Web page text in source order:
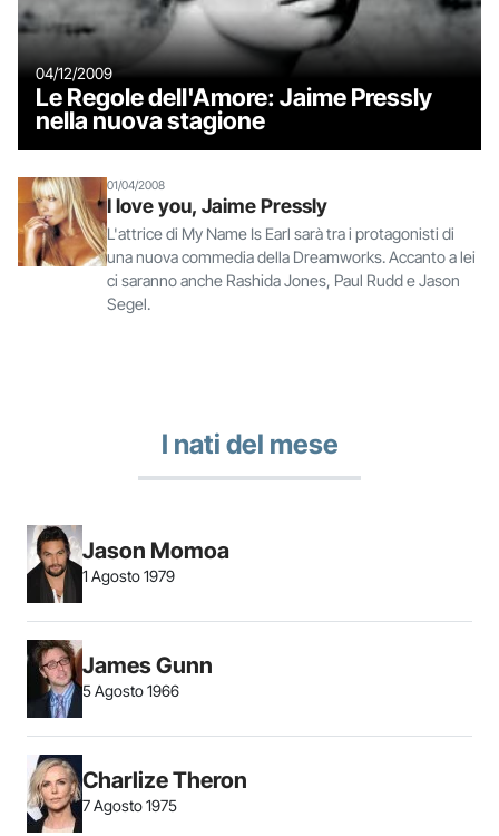
04/12/2009
Le Regole dell'Amore: Jaime Pressly
nella nuova stagione
01/04/2008
I love you, Jaime Pressly
L'attrice di My Name Is Earl sarà tra i protagonisti di
una nuova commedia della Dreamworks. Accanto a lei
ci saranno anche Rashida Jones, Paul Rudd e Jason
Segel.
I nati del mese
Jason Momoa
1 Agosto 1979
James Gunn
5 Agosto 1966
Charlize Theron
7 Agosto 1975